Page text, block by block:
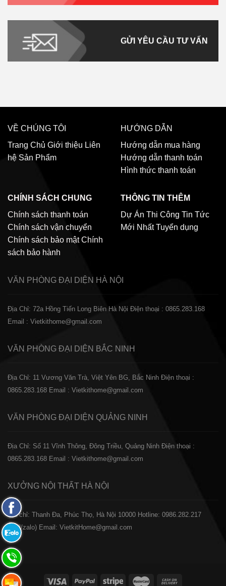
GỬI YÊU CẦU TƯ VẤN
VỀ CHÚNG TÔI
Trang Chủ Giới thiệu Liên
hệ Sản Phẩm
HƯỚNG DẪN
Hướng dẫn mua hàng
Hướng dẫn thanh toán
Hình thức thanh toán
CHÍNH SÁCH CHUNG
Chính sách thanh toán
Chính sách vận chuyển
Chính sách bảo mật Chính
sách bảo hành
THÔNG TIN THÊM
Dự Án Thi Công Tin Tức
Mới Nhất Tuyển dụng
VĂN PHÒNG ĐẠI DIỆN HÀ NỘI
Địa Chỉ: 72a Hồng Tiến Long Biên Hà Nội Điện thoại : 0865.283.168
Email : Vietkithome@gmail.com
VĂN PHÒNG ĐẠI DIỆN BẮC NINH
Địa Chỉ: 11 Vương Văn Trà, Việt Yên BG, Bắc Ninh Điện thoại :
0865.283.168 Email : Vietkithome@gmail.com
VĂN PHÒNG ĐẠI DIỆN QUẢNG NINH
Địa Chỉ: Số 11 Vĩnh Thông, Đông Triều, Quảng Ninh Điện thoại :
0865.283.168 Email : Vietkithome@gmail.com
XƯỞNG NỘI THẤT HÀ NỘI
️Địa chỉ: Thanh Đa, Phúc Thọ, Hà Nội 10000 Hotline: 0986.282.217
(Call/zalo) Email: VietkitHome@gmail.com
Fanpage
Facebook
Zalo:
0865.283.168
Hotline:
0865.283.168
Hotline: